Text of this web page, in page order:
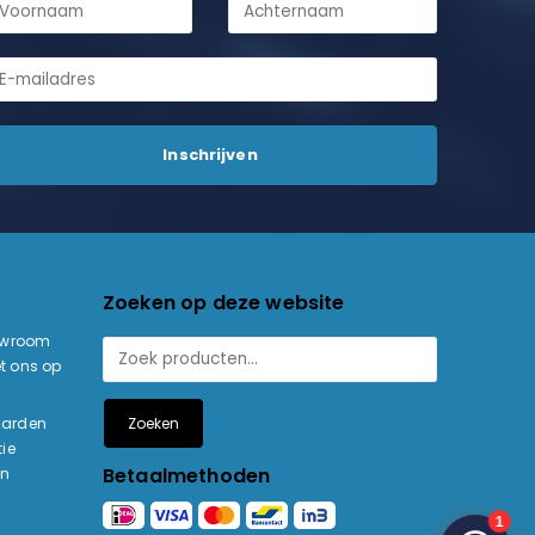
ons op
Zoeken op deze website
Zoeken
Betaalmethoden